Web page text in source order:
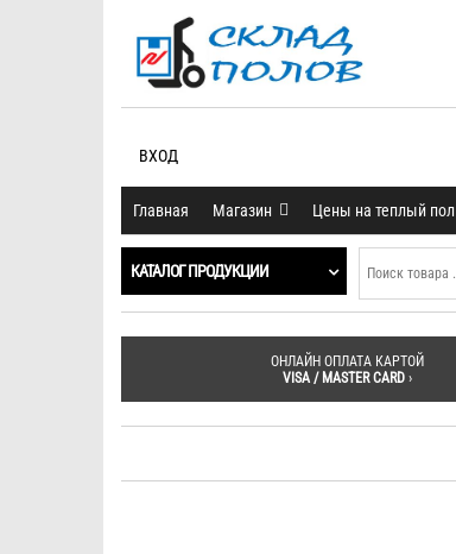
ВХОД
Главная Магазин Цены на теплый пол
КАТАЛОГ ПРОДУКЦИИ
ОНЛАЙН ОПЛАТА КАРТОЙ
VISA / MASTER CARD›